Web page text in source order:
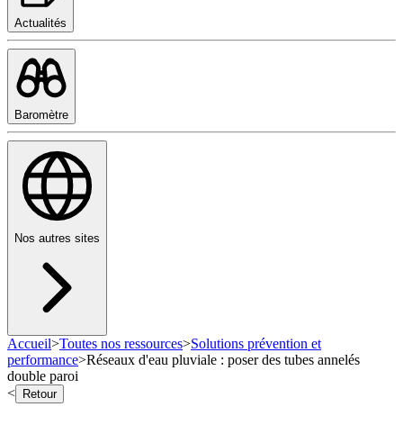
Actualités
Baromètre
Nos autres sites
Accueil>Toutes nos ressources>Solutions prévention et
performance>Réseaux d'eau pluviale : poser des tubes annelés
double paroi
<
Retour